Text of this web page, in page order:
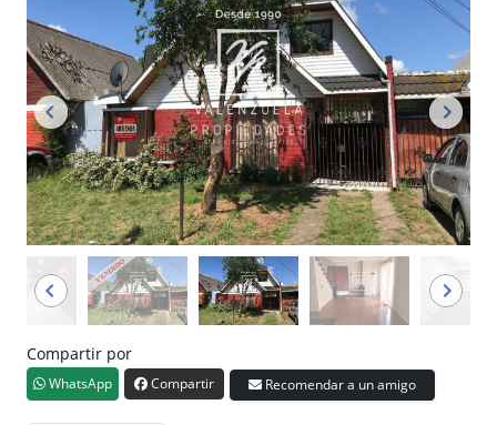
Compartir por
WhatsApp Compartir Recomendar a un amigo